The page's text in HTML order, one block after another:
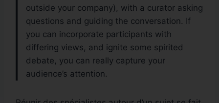
outside your company), with a curator asking
questions and guiding the conversation. If
you can incorporate participants with
differing views, and ignite some spirited
debate, you can really capture your
audience’s attention.